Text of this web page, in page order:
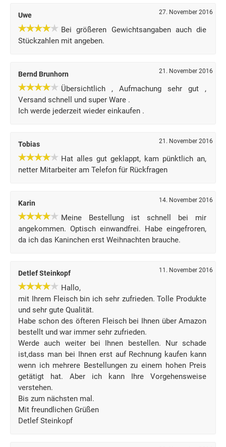
Uwe 27. November 2016
Bei größeren Gewichtsangaben auch die
Stückzahlen mit angeben.
Bernd Brunhorn 21. November 2016
Übersichtlich , Aufmachung sehr gut ,
Versand schnell und super Ware .
Ich werde jederzeit wieder einkaufen .
Tobias 21. November 2016
Hat alles gut geklappt, kam pünktlich an,
netter Mitarbeiter am Telefon für Rückfragen
Karin 14. November 2016
Meine Bestellung ist schnell bei mir
angekommen. Optisch einwandfrei. Habe eingefroren,
da ich das Kaninchen erst Weihnachten brauche.
Detlef Steinkopf 11. November 2016
Hallo,
mit Ihrem Fleisch bin ich sehr zufrieden. Tolle Produkte
und sehr gute Qualität.
Habe schon des öfteren Fleisch bei Ihnen über Amazon
bestellt und war immer sehr zufrieden.
Werde auch weiter bei Ihnen bestellen. Nur schade
ist,dass man bei Ihnen erst auf Rechnung kaufen kann
wenn ich mehrere Bestellungen zu einem hohen Preis
getätigt hat. Aber ich kann Ihre Vorgehensweise
verstehen.
Bis zum nächsten mal.
Mit freundlichen Grüßen
Detlef Steinkopf